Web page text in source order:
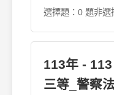
選擇題：0 題非選
113年 - 113
三等_警察